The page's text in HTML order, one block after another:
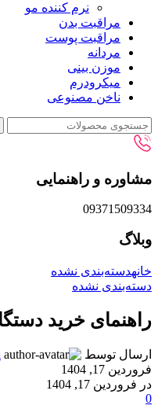
نرم کننده مو
مراقبت بدن
مراقبت پوست
مردانه
موزن بینی
میکرودرم
ناخن مصنوعی
مشاوره و راهنمایی
09371509334
وبلاگ
خانهدسته‌بندی نشده
دسته‌بندی نشده
راهنمای خرید
ارسال توسط
فروردین 17, 1404
در فروردین 17, 1404
0